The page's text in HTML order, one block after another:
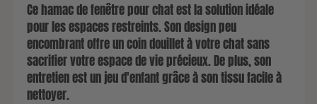
Ce hamac de fenêtre pour chat est la solution idéale
pour les espaces restreints. Son design peu
encombrant offre un coin douillet à votre chat sans
sacrifier votre espace de vie précieux. De plus, son
entretien est un jeu d'enfant grâce à son tissu facile à
nettoyer.